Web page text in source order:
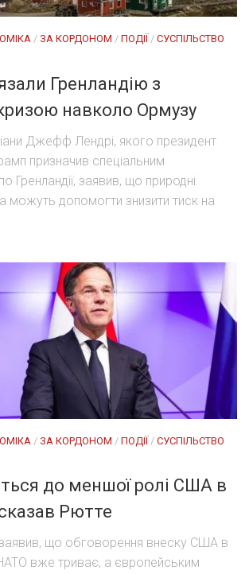
/ ЗА КОРДОНОМ / ПОДІЇ/ СУСПІЛЬСТВО
Гренландію з
навколо Ормузу
Джефф Лендрі, якого президент
призначив спеціальним
Гренландії, заявив, що природні
можуть допомогти знизити тиск на
/ ЗА КОРДОНОМ / ПОДІЇ/ СУСПІЛЬСТВО
до меншої ролі США в
Рютте
що обговорення внеску США в
вже триває, а європейським